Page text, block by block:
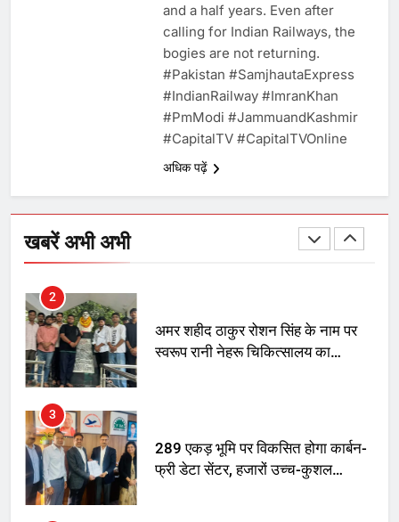
and a half years. Even after
calling for Indian Railways, the
bogies are not returning.
#Pakistan​ #SamjhautaExpress​
#IndianRailway​ #ImranKhan​
#PmModi​ #JammuandKashmir​
#CapitalTV​ #CapitalTVOnline​
अधिक पढ़ें
खबरें अभी अभी
चुनाव से पहले लालू परिवार पर बड़ा झटका,
दिल्ली कोर्ट ने IRCTC घोटाले में आरोप
तय किए
SRN अस्पताल का नाम अमर शहीद ठाकुर
रोशन सिंह के नाम पर करने की मांग तेज
2
अमर शहीद ठाकुर रोशन सिंह के नाम पर
स्वरूप रानी नेहरू चिकित्सालय का
3
289 एकड़ भूमि पर विकसित होगा कार्बन-
फ्री डेटा सेंटर, हजारों उच्च-कुशल